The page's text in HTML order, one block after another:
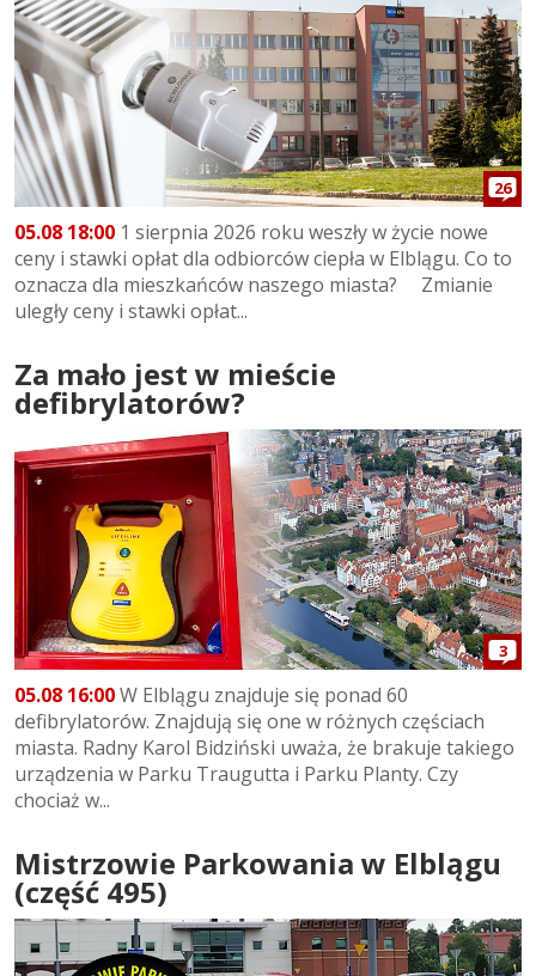
26
05.08 18:00 1 sierpnia 2026 roku weszły w życie nowe
ceny i stawki opłat dla odbiorców ciepła w Elblągu. Co to
oznacza dla mieszkańców naszego miasta? Zmianie
uległy ceny i stawki opłat...
Za mało jest w mieście
defibrylatorów?
3
05.08 16:00W Elblągu znajduje się ponad 60
defibrylatorów. Znajdują się one w różnych częściach
miasta. Radny Karol Bidziński uważa, że brakuje takiego
urządzenia w Parku Traugutta i Parku Planty. Czy
chociaż w...
Mistrzowie Parkowania w Elblągu
(część 495)